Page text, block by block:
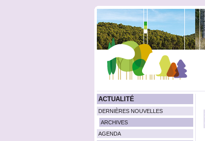
ACTUALITÉ
DERNIÈRES NOUVELLES
ARCHIVES
AGENDA